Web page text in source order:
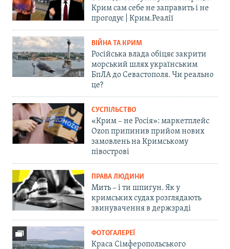
Крим сам себе не заправить і не
прогодує | Крим.Реалії
ВІЙНА ТА КРИМ
Російська влада обіцяє закрити
морський шлях українським
БпЛА до Севастополя. Чи реально
це?
СУСПІЛЬСТВО
«Крим – не Росія»: маркетплейс
Ozon припинив прийом нових
замовлень на Кримському
півострові
ПРАВА ЛЮДИНИ
Мить – і ти шпигун. Як у
кримських судах розглядають
звинувачення в держзраді
ФОТОГАЛЕРЕЇ
Краса Сімферопольського